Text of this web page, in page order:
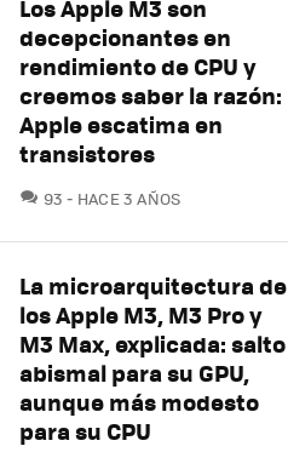
Los Apple M3 son
decepcionantes en
rendimiento de CPU y
creemos saber la razón:
Apple escatima en
transistores
93 COMENTARIOS
HACE 3 AÑOS
La microarquitectura de
los Apple M3, M3 Pro y
M3 Max, explicada: salto
abismal para su GPU,
aunque más modesto
para su CPU